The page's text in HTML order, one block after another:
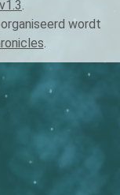
.
wordt
.